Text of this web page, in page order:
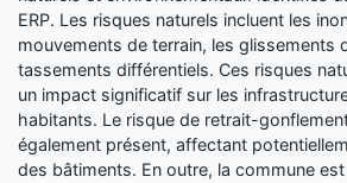
ERP. Les risques naturels incluent les
mouvements de terrain, les glissements
tassements différentiels. Ces risques
un impact significatif sur les
habitants. Le risque de retrait-
également présent, affectant
des bâtiments. En outre, la commune